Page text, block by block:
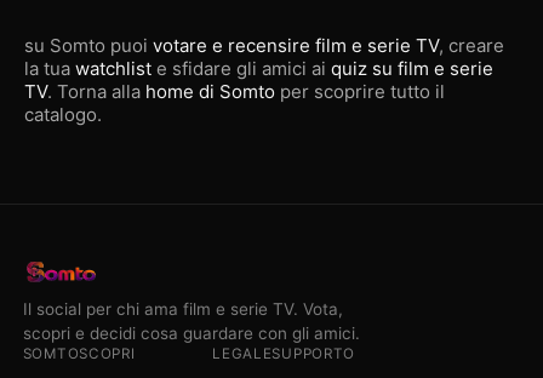
su Somto puoi votare e recensire film e serie TV, creare
la tua watchlist e sfidare gli amici ai quiz su film e serie
TV. Torna alla home di Somto per scoprire tutto il
catalogo.
Il social per chi ama film e serie TV. Vota,
scopri e decidi cosa guardare con gli amici.
SOMTOSCOPRI LEGALESUPPORTO